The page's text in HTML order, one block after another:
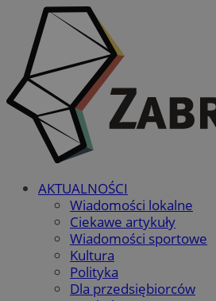
AKTUALNOŚCI
Wiadomości lokalne
Ciekawe artykuły
Wiadomości sportowe
Kultura
Polityka
Dla przedsiębiorców